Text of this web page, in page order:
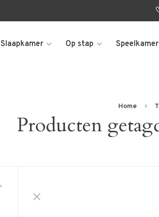
Slaapkamer Op stap Speelkamer
Home
Producten